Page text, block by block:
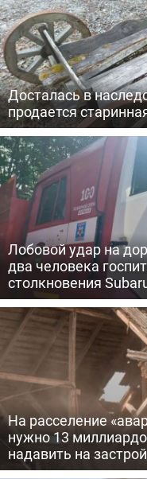
Досталась в
продается
Лобовой удар на
два человека
столкновения
На расселение
нужно 13
надавить на